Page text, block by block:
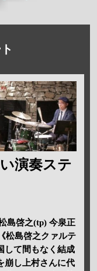
演奏ステ
島啓之(tp) 今泉正
松島啓之クァルテ
して間もなく結成
崩し上村さんに代